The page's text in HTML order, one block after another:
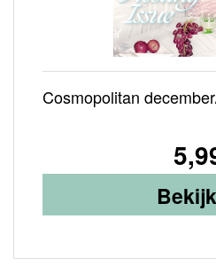
Cosmopolitan